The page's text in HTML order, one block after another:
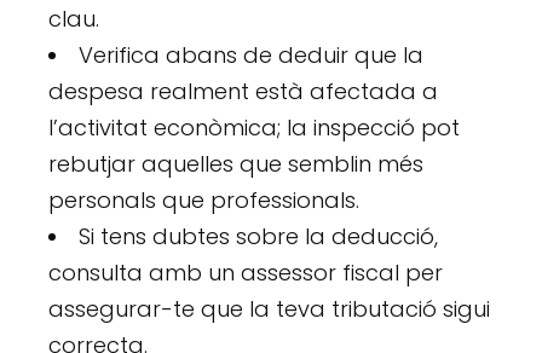
clau.
Verifica abans de deduir que la
despesa realment està afectada a
l’activitat econòmica; la inspecció pot
rebutjar aquelles que semblin més
personals que professionals.
Si tens dubtes sobre la deducció,
consulta amb un assessor fiscal per
assegurar-te que la teva tributació sigui
correcta.